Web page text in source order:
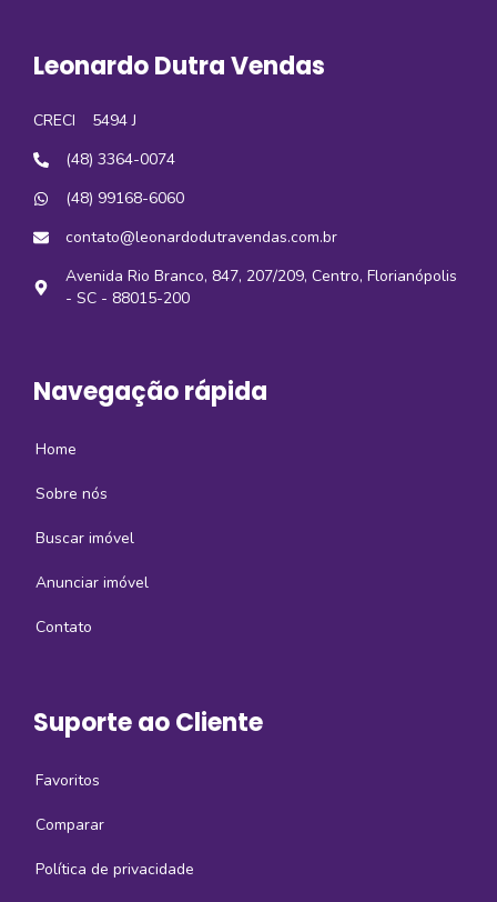
Leonardo Dutra Vendas
CRECI
5494 J
(48) 3364-0074
(48) 99168-6060
contato@leonardodutravendas.com.br
Avenida Rio Branco, 847, 207/209, Centro, Florianópolis
- SC - 88015-200
Navegação rápida
Home
Sobre nós
Buscar imóvel
Anunciar imóvel
Contato
Suporte ao Cliente
Favoritos
Comparar
Política de privacidade